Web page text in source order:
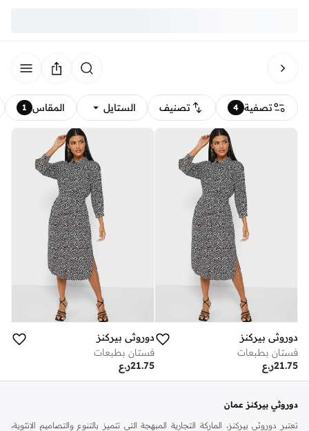
تصفية 4 تصنيف الستايل المقاس 1
دوروثي بيركنز
فستان بطبعات
ر.ع21.75
دوروثي بيركنز
فستان بطبعات
ر.ع21.75
دوروثي بيركنز عمان
تعتبر دوروثي بيركنز، الماركة التجارية المبهجة التي تتميز بالتنوع والتصاميم الانثوية،